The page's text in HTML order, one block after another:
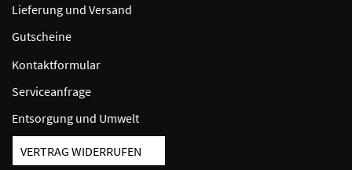
Lieferung und Versand
Gutscheine
Kontaktformular
Serviceanfrage
Entsorgung und Umwelt
VERTRAG WIDERRUFEN